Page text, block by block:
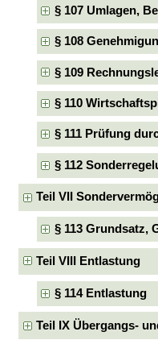
§ 107 Umlagen,
§ 108
§ 109
§ 110
§ 111 Prüfung
§ 112
Teil VII
§ 113 Grundsatz,
Teil VIII Entlastung
§ 114 Entlastung
Teil IX Übergangs-